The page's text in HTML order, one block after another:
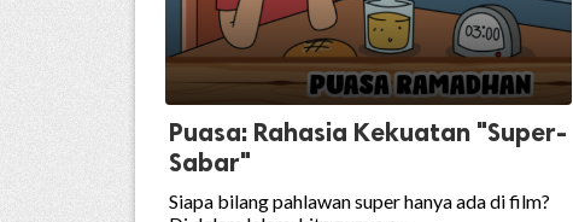
Puasa: Rahasia Kekuatan "Super-
Sabar"
Siapa bilang pahlawan super hanya ada di film?